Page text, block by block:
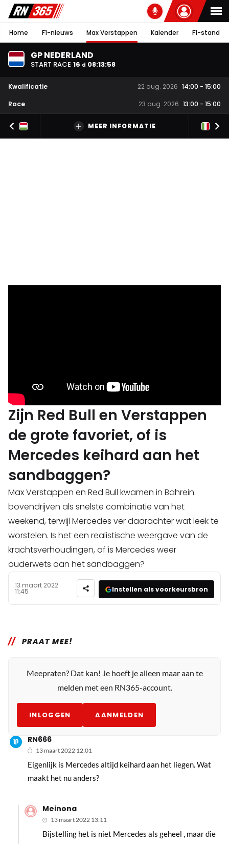
Home F1-nieuws Max Verstappen Kalender F1-stand
GP NEDERLAND
START RACE 16 d 08:13:57
Kwalificatie 22 aug. 2026 14:00 - 15:00
Race
23 aug. 2026 13:00 - 15:00
MEER INFORMATIE
Zijn Red Bull en Verstappen
de grote favoriet, of is
Mercedes keihard aan het
sandbaggen?
Max Verstappen en Red Bull kwamen in Bahrein
bovendrijven als snelste combinatie van het
weekend, terwijl Mercedes ver daarachter wat leek te
worstelen. Is het een realistische weergave van de
krachtsverhoudingen, of is Mercedes weer
ouderwets aan het sandbaggen?
13 maart 2022
11:45 Instellen als voorkeursbron
PRAAT MEE!
Meepraten? Dat kan! Je hoeft je alleen maar aan te
melden met een RN365-account.
INLOGGEN AANMELDEN
RN666
13 maart 2022 12:01
Eigenlijk is Mercedes altijd keihard aan het liegen. Wat
maakt het nu anders?
Meinona
13 maart 2022 13:11
Bijstelling het is niet Mercedes als geheel , maar die